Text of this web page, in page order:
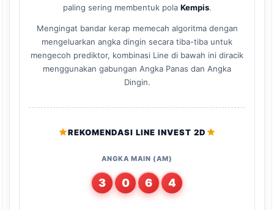
paling sering membentuk pola Kempis.
Mengingat bandar kerap memecah algoritma dengan
mengeluarkan angka dingin secara tiba-tiba untuk
mengecoh prediktor, kombinasi Line di bawah ini diracik
menggunakan gabungan Angka Panas dan Angka
Dingin.
REKOMENDASI LINE INVEST 2D
ANGKA MAIN (AM)
3 0 6 4